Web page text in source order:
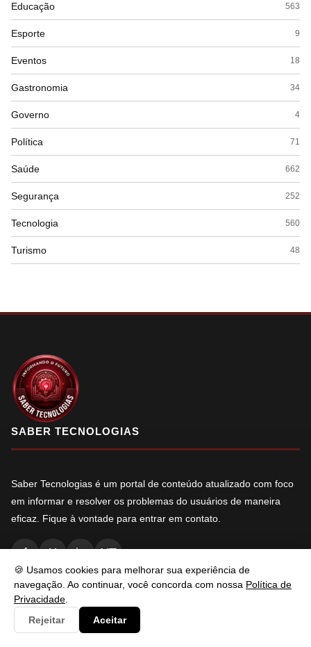
🍪 Usamos cookies para melhorar sua experiência de
navegação. Ao continuar, você concorda com nossa Política de
Privacidade
Rejeitar
Aceitar
Educação 563
Esporte 9
Eventos 18
Gastronomia 34
Governo 4
Política 71
Saúde 662
Segurança 252
Tecnologia 560
Turismo 48
SABER TECNOLOGIAS
Saber Tecnologias é um portal de conteúdo atualizado com foco
em informar e resolver os problemas do usuários de maneira
eficaz. Fique à vontade para entrar em contato.
f X in YT
NAVEGAÇÃO